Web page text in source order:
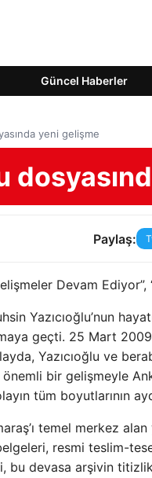
Güncel Haberler
yeni gelişme
Paylaş:
Devam Ediyor”,
Yazıcıoğlu’nun
geçti. 25 Mart
Yazıcıoğlu ve
bir gelişmeyle
tüm boyutlarının
temel merkez
resmi teslim-
bu devasa arşivin